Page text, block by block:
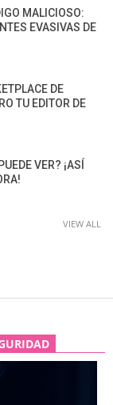
MALICIOSO:
EVASIVAS DE
DE
TU EDITOR DE
VER? ¡ASÍ
VIEW ALL